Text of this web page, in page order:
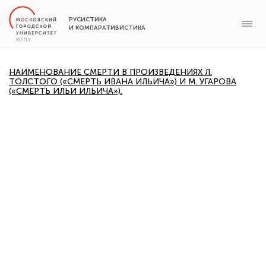
РУСИСТИКА
И КОМПАРАТИВИСТИКА
НАИМЕНОВАНИЕ СМЕРТИ В ПРОИЗВЕДЕНИЯХ Л.
ТОЛСТОГО («СМЕРТЬ ИВАНА ИЛЬИЧА») И М. УГАРОВА
(«СМЕРТЬ ИЛЬИ ИЛЬИЧА»).